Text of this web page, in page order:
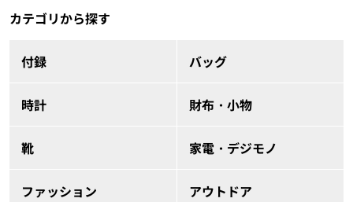
カテゴリから探す
付録 バッグ
時計 財布・小物
靴 家電・デジモノ
ファッション アウトドア